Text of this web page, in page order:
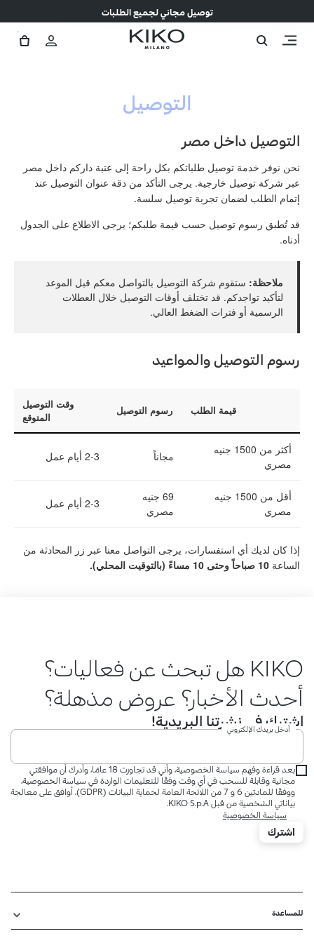
توصيل مجاني لجميع الطلبات
التوصيل
التوصيل داخل مصر
نحن نوفر خدمة توصيل طلباتكم بكل راحة إلى عتبة داركم داخل مصر
عبر شركة توصيل خارجية. يرجى التأكد من دقة عنوان التوصيل عند
إتمام الطلب لضمان تجربة توصيل سلسة.
قد تُطبق رسوم توصيل حسب قيمة طلبكم؛ يرجى الاطلاع على الجدول
أدناه.
ملاحظة: ستقوم شركة التوصيل بالتواصل معكم قبل الموعد
لتأكيد تواجدكم. قد تختلف أوقات التوصيل خلال العطلات
الرسمية أو فترات الضغط العالي.
رسوم التوصيل والمواعيد
قيمة الطلب رسوم التوصيل
وقت التوصيل
المتوقع
أكثر من 1500 جنيه
مصري
مجاناً 2-3 أيام عمل
أقل من 1500 جنيه
مصري
69 جنيه
مصري
2-3 أيام عمل
إذا كان لديك أي استفسارات، يرجى التواصل معنا عبر زر المحادثة من
الساعة 10 صباحاً وحتى 10 مساءً (بالتوقيت المحلي).
KIKO هل تبحث عن فعاليات؟
أحدث الأخبار؟ عروض مذهلة؟
اشترك في نشرتنا البريدية!
أدخل بريدك الإلكتروني
بعد قراءة وفهم سياسة الخصوصية، وأني قد تجاوزت 18 عامًا، وأدرك أن موافقتي
مجانية وقابلة للسحب في أي وقت وفقًا للتعليمات الواردة في سياسة الخصوصية،
ووفقًا للمادتين 6 و 7 من اللائحة العامة لحماية البيانات (GDPR)، أوافق على معالجة
بياناتي الشخصية من قبل KIKO S.p.A.
سياسة الخصوصية
اشترك
للمساعدة